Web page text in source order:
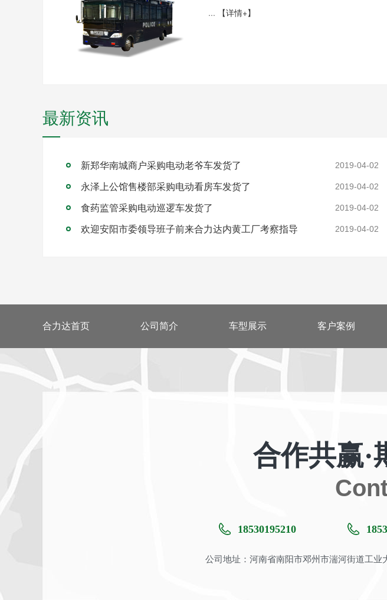
... 【详情+】
最新资讯
新郑华南城商户采购电动老爷车发货了 2019-04-02
永泽上公馆售楼部采购电动看房车发货了 2019-04-02
食药监管采购电动巡逻车发货了 2019-04-02
欢迎安阳市委领导班子前来合力达内黄工厂考察指导 2019-04-02
合力达首页 公司简介 车型展示 客户案例
合作共赢·
18530195210
公司地址：河南省南阳市邓州市湍河街道工业